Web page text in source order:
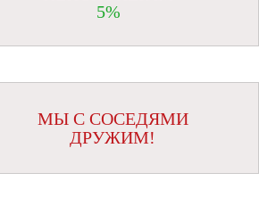
5%
МЫ С СОСЕДЯМИ
ДРУЖИМ!